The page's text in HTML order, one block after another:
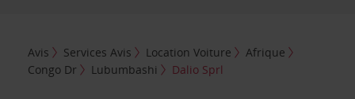
Avis Services Avis Location Voiture
Afrique
Congo Dr
Lubumbashi Dalio Sprl